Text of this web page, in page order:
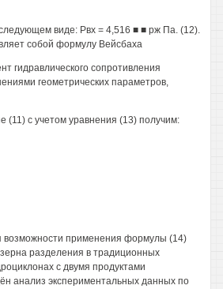
виде: Рвх = 4,516 ■ ■ рж Па. (12).
собой формулу Вейсбаха
гидравлического сопротивления
геометрических параметров,
(11) с учетом уравнения (13) получим:
возможности применения формулы (14)
разделения в традиционных
с двумя продуктами
анализ экспериментальных данных по